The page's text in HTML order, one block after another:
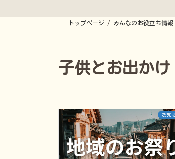
トップページ みんなのお役立ち情報
子供とお出かけ
お知